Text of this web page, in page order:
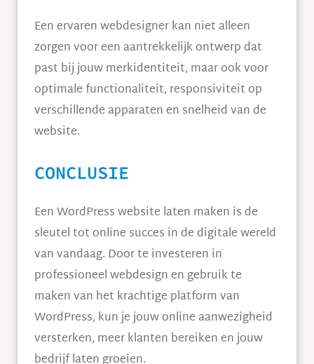
Een ervaren webdesigner kan niet alleen
zorgen voor een aantrekkelijk ontwerp dat
past bij jouw merkidentiteit, maar ook voor
optimale functionaliteit, responsiviteit op
verschillende apparaten en snelheid van de
website.
CONCLUSIE
Een WordPress website laten maken is de
sleutel tot online succes in de digitale wereld
van vandaag. Door te investeren in
professioneel webdesign en gebruik te
maken van het krachtige platform van
WordPress, kun je jouw online aanwezigheid
versterken, meer klanten bereiken en jouw